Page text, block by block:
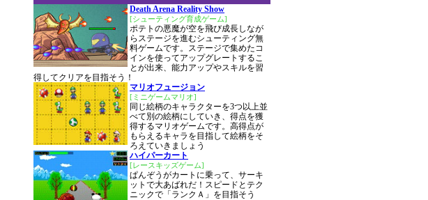
Death Arena Reality Show
[シューティング育成ゲーム]
ポテトの悪魔が空を飛び成長しなが
らステージを進むシューティング無
料ゲームです。ステージで集めたコ
インを使ってアップグレートするこ
とが出来、能力アップやスキルを習
得してクリアを目指そう！
マリオフュージョン
[ミニゲームマリオ]
同じ絵柄のキャラクターを3つ以上並
べて別の絵柄にしていき、得点を獲
得するマリオゲームです。高得点が
もらえるキャラを目指して絵柄をそ
ろえていきましょう
ハイパーカート
[レースキッズゲーム]
ぱんぞうがカートに乗って、サーキ
ットで大あばれだ！スピードとテク
ニックで「ランクＡ」を目指そう